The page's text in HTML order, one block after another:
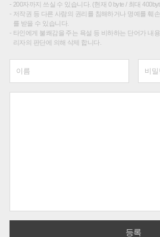
200자까지 쓰실 수 있습니다. (현재 0 byte / 최대
저작권 등 다른 사람의 권리를 침해하거나 명예를 훼
를 받을 수 있습니다.
타인에게 불쾌감을 주는 욕설 등 비하하는 단어가 내
리자의 판단에 의해 삭제 합니다.